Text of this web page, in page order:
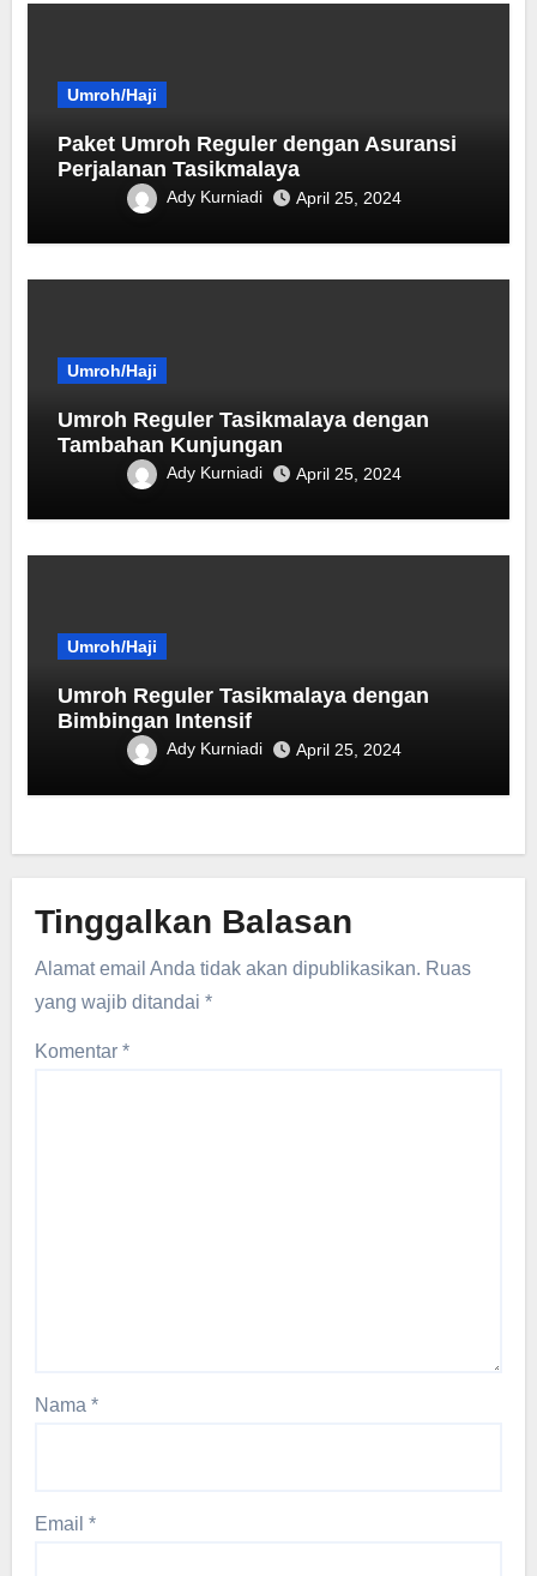
Umroh/Haji
Paket Umroh Reguler dengan Asuransi
Perjalanan Tasikmalaya
Ady Kurniadi April 25, 2024
Umroh/Haji
Umroh Reguler Tasikmalaya dengan
Tambahan Kunjungan
Ady Kurniadi April 25, 2024
Umroh/Haji
Umroh Reguler Tasikmalaya dengan
Bimbingan Intensif
Ady Kurniadi April 25, 2024
Tinggalkan Balasan
Alamat email Anda tidak akan dipublikasikan. Ruas
yang wajib ditandai*
Komentar*
Nama*
Email*